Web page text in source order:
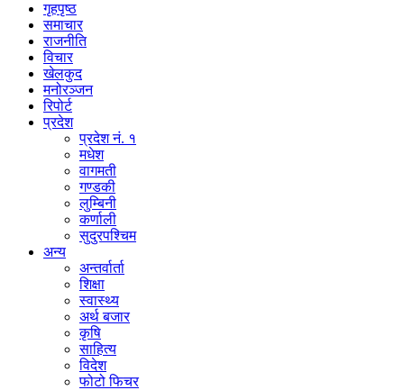
गृहपृष्ठ
समाचार
राजनीति
विचार
खेलकुद
मनोरञ्जन
रिपोर्ट
प्रदेश
प्रदेश नं. १
मधेश
वागमती
गण्डकी
लुम्बिनी
कर्णाली
सुदुरपश्चिम
अन्य
अन्तर्वार्ता
शिक्षा
स्वास्थ्य
अर्थ बजार
कृषि
साहित्य
विदेश
फोटो फिचर